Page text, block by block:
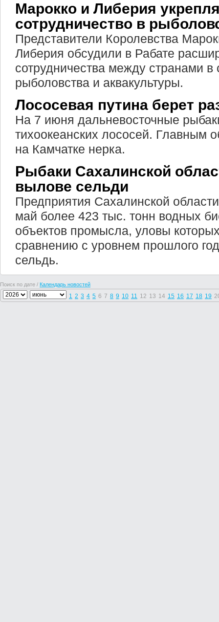
Марокко и Либерия
сотрудничество в
Представители Королевства
Либерия обсудили в Рабате
сотрудничества между странами в
рыболовства и аквакультуры.
Лососевая путина берет
На 7 июня дальневосточные
тихоокеанских лососей. Главным
на Камчатке нерка.
Рыбаки Сахалинской
вылове сельди
Предприятия Сахалинской
май более 423 тыс. тонн водных
объектов промысла, уловы
сравнению с уровнем прошлого
сельдь.
Поиск по дате / Календарь новостей
1 2 3 4 5 6 7 8 9 10 11 12 13 14 15 16 17 18 19